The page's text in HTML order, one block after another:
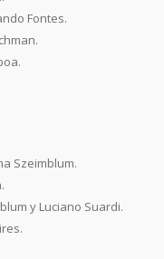
Fontes.
Szeimblum.
y Luciano Suardi.